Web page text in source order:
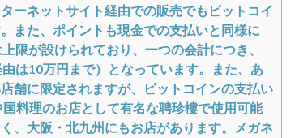
ーネットサイト経由での販売でもビットコイ
また、ポイントも現金での支払いと同様に
限が設けられており、一つの会計につき、
は10万円まで）となっています。また、あ
舗に限定されますが、ビットコインの支払い
料理のお店として有名な聘珍樓で使用可能
、大阪・北九州にもお店があります。メガネ